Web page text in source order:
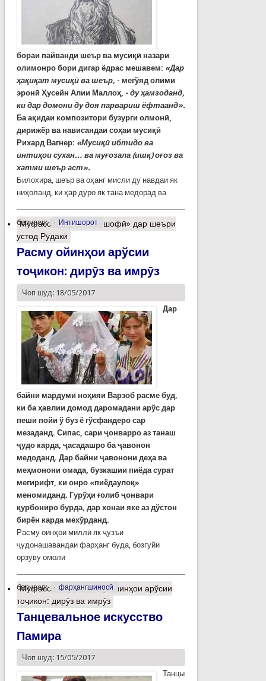
бораи пайванди шеър ва мусиқӣ назари
олимонро бори дигар ёдрас мешавем: «Дар
ҳақиқат мусиқӣ ва шеър, - мегўяд олими
эронӣ Ҳусейн Алии Маллоҳ, - ду ҳамзоданд,
ки дар домони ду доя парвариш ёфтаанд».
Ба ақидаи композитори бузурги олмонӣ,
дирижёр ва нависандаи соҳаи мусиқӣ
Рихард Вагнер: «Мусиқӣ ибтидо ва
интиҳои сухан… ва муғозала (ишқ) оғоз ва
хатми шеър аст».
Билохира, шеър ва оҳанг мисли ду навдаи як
ниҳоланд, ки ҳар дуро як тана медорад ва
барчасп: Интишорот
Муфассалтаро «Кашшофӣ» дар шеъри
устод Рӯдакӣ
Расму ойинҳои арўсии
тоҷикон: дирӯз ва имрӯз
Чоп шуд: 18/05/2017
Дар
байни мардуми ноҳияи Варзоб расме буд,
ки ба ҳавлии домод даромадани арўс дар
пеши пойи ў буз ё гўсфандеро сар
мезаданд. Сипас, сари ҷонварро аз танаш
ҷудо карда, ҷасадашро ба ҷавонон
медоданд. Дар байни ҷавонони деҳа ва
меҳмонони омада, бузкашии пиёда сурат
мегирифт, ки онро «пиёдаулоқ»
меномиданд. Гурўҳи ғолиб ҷонвари
қурбониро бурда, дар хонаи яке аз дўстон
бирён карда мехўрданд.
Расму оинҳои миллӣ як ҷузъи
ҷудонашавандаи фарҳанг буда, бозгуйи
орзуву омоли
барчасп: фарҳангшиносӣ
Муфассалтаро Расму ойинҳои арўсии
тоҷикон: дирӯз ва имрӯз
Танцевальное искусство
Памира
Чоп шуд: 15/05/2017
Танцы